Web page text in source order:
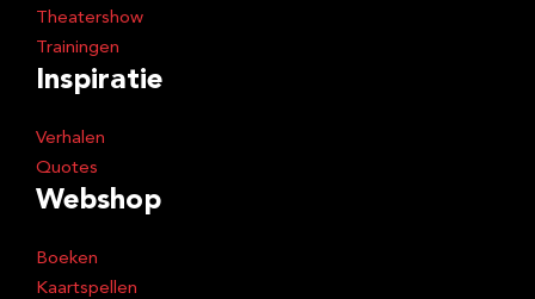
Theatershow
Trainingen
Inspiratie
Verhalen
Quotes
Webshop
Boeken
Kaartspellen